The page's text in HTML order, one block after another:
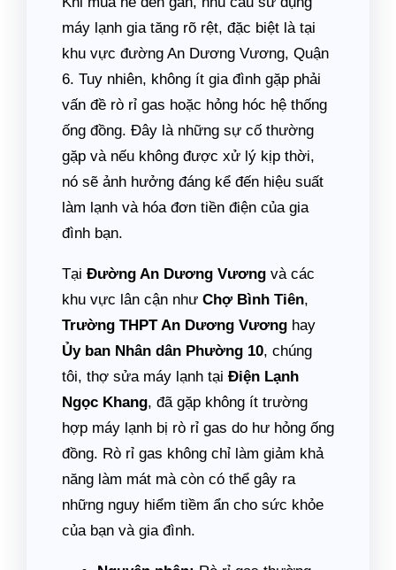
máy lạnh gia tăng rõ rệt, đặc biệt là tại
khu vực đường An Dương Vương, Quận
6. Tuy nhiên, không ít gia đình gặp phải
vấn đề rò rỉ gas hoặc hỏng hóc hệ thống
ống đồng. Đây là những sự cố thường
gặp và nếu không được xử lý kịp thời,
nó sẽ ảnh hưởng đáng kể đến hiệu suất
làm lạnh và hóa đơn tiền điện của gia
đình bạn.
Tại Đường An Dương Vương và các
khu vực lân cận như Chợ Bình Tiên,
Trường THPT An Dương Vương hay
Ủy ban Nhân dân Phường 10, chúng
tôi, thợ sửa máy lạnh tại Điện Lạnh
Ngọc Khang, đã gặp không ít trường
hợp máy lạnh bị rò rỉ gas do hư hỏng ống
đồng. Rò rỉ gas không chỉ làm giảm khả
năng làm mát mà còn có thể gây ra
những nguy hiểm tiềm ẩn cho sức khỏe
của bạn và gia đình.